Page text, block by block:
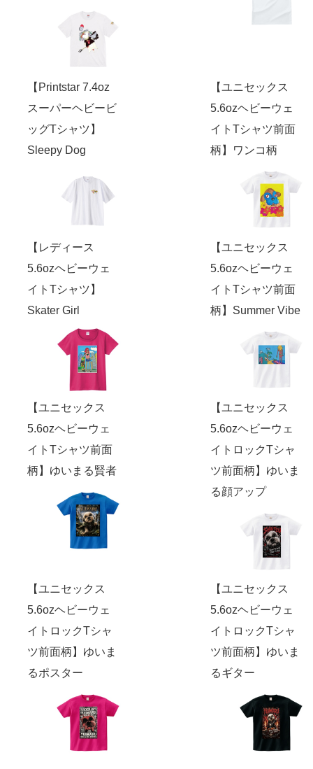
【Printstar 7.4oz
スーパーヘビービ
ッグTシャツ】
Sleepy Dog
【ユニセックス
5.6ozヘビーウェ
イトTシャツ前面
柄】ワンコ柄
【レディース
5.6ozヘビーウェ
イトTシャツ】
Skater Girl
【ユニセックス
5.6ozヘビーウェ
イトTシャツ前面
柄】Summer Vibe
【ユニセックス
5.6ozヘビーウェ
イトTシャツ前面
柄】ゆいまる賢者
【ユニセックス
5.6ozヘビーウェ
イトロックTシャ
ツ前面柄】ゆいま
る顔アップ
【ユニセックス
5.6ozヘビーウェ
イトロックTシャ
ツ前面柄】ゆいま
るポスター
【ユニセックス
5.6ozヘビーウェ
イトロックTシャ
ツ前面柄】ゆいま
るギター